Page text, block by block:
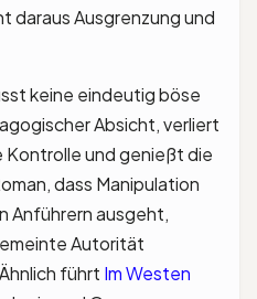
daraus Ausgrenzung und
keine eindeutig böse
Absicht, verliert
und genießt die
dass Manipulation
Anführern ausgeht,
Autorität
führt Im Westen